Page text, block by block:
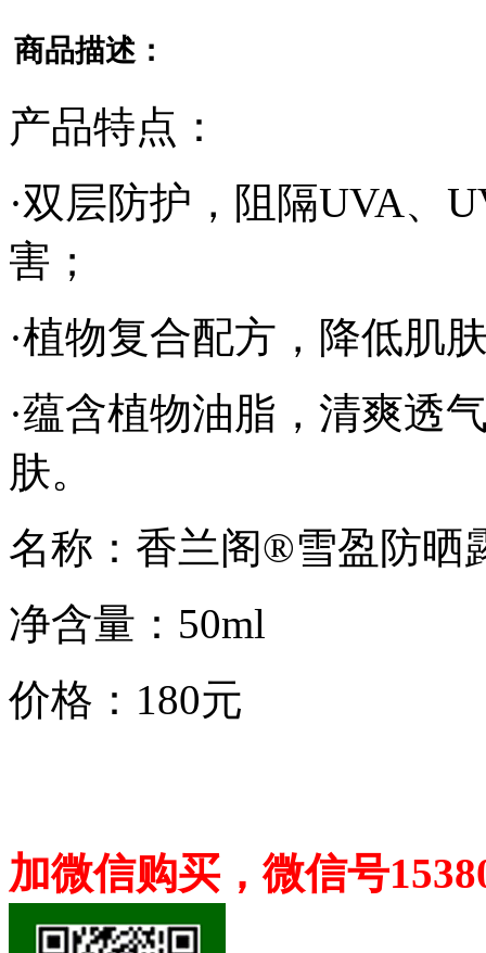
商品描述：
产品特点：
·双层防护，阻隔UVA、
害；
·植物复合配方，降低肌
·蕴含植物油脂，清爽透
肤。
名称：香兰阁®雪盈防晒
净含量：50ml
价格：180元
加微信购买，微信号